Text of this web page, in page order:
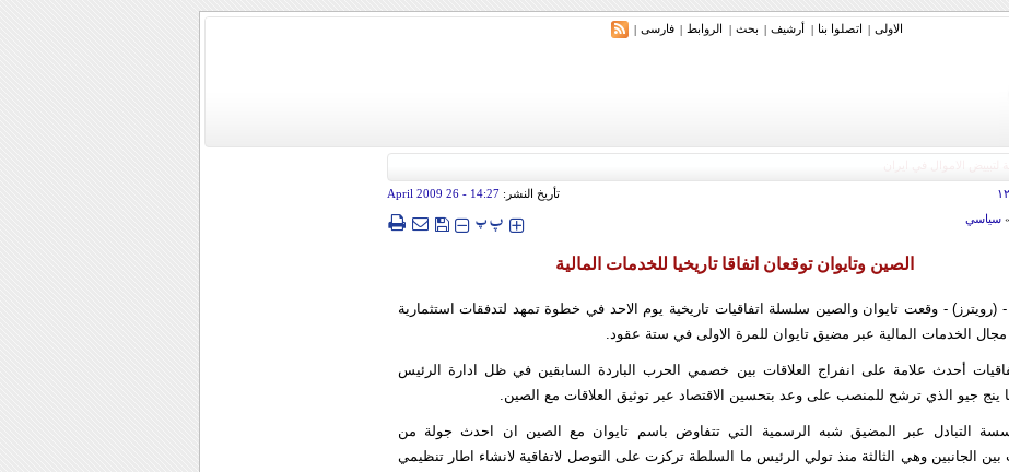
الاولی | اتصلوا بنا | أرشیف | بحث | الروابط | فارسی |
تأريخ النشر:14:27
- 26 April 2009
سياسي ‍‍‍ پپ
الصين وتايوان توقعان اتفاقا تاريخيا للخدمات المالية
(رويترز) - وقعت تايوان والصين سلسلة اتفاقيات تاريخية يوم الاحد في خطوة تمهد لتدفقات استثمارية
الخدمات المالية عبر مضيق تايوان للمرة الاولى في ستة عقود.
أحدث علامة على انفراج العلاقات بين خصمي الحرب الباردة السابقين في ظل ادارة الرئيس
ما ينج جيو الذي ترشح للمنصب على وعد بتحسين الاقتصاد عبر توثيق العلاقات مع الصين.
التبادل عبر المضيق شبه الرسمية التي تتفاوض باسم تايوان مع الصين ان احدث جولة من
بين الجانبين وهي الثالثة منذ تولي الرئيس ما السلطة تركزت على التوصل لاتفاقية لانشاء اطار تنظيمي